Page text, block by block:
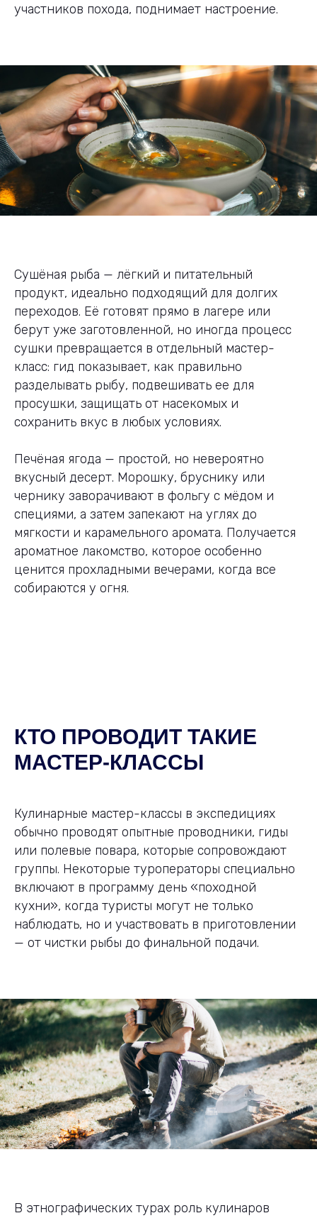
участников похода, поднимает настроение.
Сушёная рыба — лёгкий и питательный
продукт, идеально подходящий для долгих
переходов. Её готовят прямо в лагере или
берут уже заготовленной, но иногда процесс
сушки превращается в отдельный мастер-
класс: гид показывает, как правильно
разделывать рыбу, подвешивать ее для
просушки, защищать от насекомых и
сохранить вкус в любых условиях.
Печёная ягода — простой, но невероятно
вкусный десерт. Морошку, бруснику или
чернику заворачивают в фольгу с мёдом и
специями, а затем запекают на углях до
мягкости и карамельного аромата. Получается
ароматное лакомство, которое особенно
ценится прохладными вечерами, когда все
собираются у огня.
КТО ПРОВОДИТ ТАКИЕ
МАСТЕР-КЛАССЫ
Кулинарные мастер-классы в экспедициях
обычно проводят опытные проводники, гиды
или полевые повара, которые сопровождают
группы. Некоторые туроператоры специально
включают в программу день «походной
кухни», когда туристы могут не только
наблюдать, но и участвовать в приготовлении
— от чистки рыбы до финальной подачи.
В этнографических турах роль кулинаров